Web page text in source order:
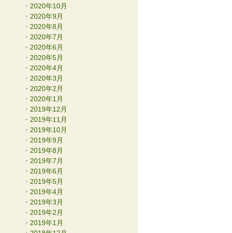
2020年10月
2020年9月
2020年8月
2020年7月
2020年6月
2020年5月
2020年4月
2020年3月
2020年2月
2020年1月
2019年12月
2019年11月
2019年10月
2019年9月
2019年8月
2019年7月
2019年6月
2019年5月
2019年4月
2019年3月
2019年2月
2019年1月